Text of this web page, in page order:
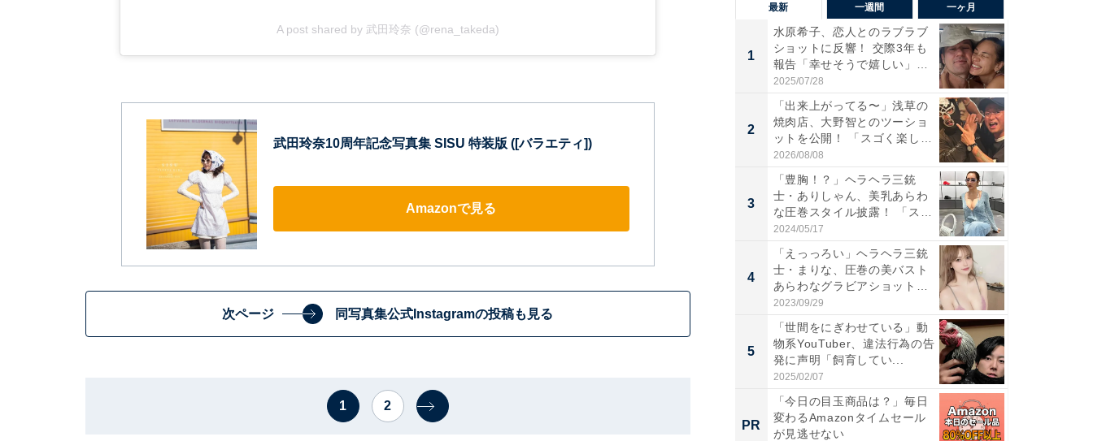
A post shared by 武田玲奈 (@rena_takeda)
武田玲奈10周年記念写真集 SISU 特装版 ([バラエティ])
Amazonで見る
次ページ 同写真集公式Instagramの投稿も見る
1 2
最新 一週間 一ヶ月
1
水原希子、恋人とのラブラブ
ショットに反響！ 交際3年も
報告「幸せそうで嬉しい」
「...
2025/07/28
2
「出来上がってる〜」浅草の
焼肉店、大野智とのツーショ
ットを公開！ 「スゴく楽し
そ...
2026/08/08
3
「豊胸！？」ヘラヘラ三銃
士・ありしゃん、美乳あらわ
な圧巻スタイル披露！ 「スタ
イ...
2024/05/17
4
「えっっろい」ヘラヘラ三銃
士・まりな、圧巻の美バスト
あらわなグラビアショット公
開...
2023/09/29
5
「世間をにぎわせている」動
物系YouTuber、違法行為の告
発に声明「飼育してい...
2025/02/07
PR
「今日の目玉商品は？」毎日
変わるAmazonタイムセール
が見逃せない